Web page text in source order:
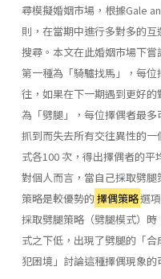
尋模擬婚姻市場，根據Gale
則，在當期中進行多對多的
搜尋。本文在此婚姻市場下嘗
第一種為「騎驢找馬」，每
往，如果在下一期遇到更好
為「劈腿」，每位擇偶者最
抓到而失去所有交往異性的
式各100 次，得出擇偶者的
對個人而言，當自己採取劈
策略是較優勢的擇偶策略選
採取劈腿策略（劈腿模式）
式之下低，出現了劈腿的「
犯困境」討論這種擇偶現象的